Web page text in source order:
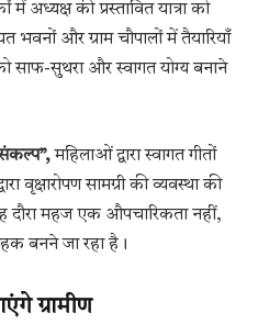
अध्यक्ष की प्रस्तावित यात्रा को
भवनों और ग्राम चौपालों में तैयारियाँ
साफ-सुथरा और स्वागत योग्य बनाने
संकल्प”,महिलाओं द्वारा स्वागत गीतों
वृक्षारोपण सामग्री की व्यवस्था की
दौरा महज एक औपचारिकता नहीं,
बनने जा रहा है।
ग्रामीण